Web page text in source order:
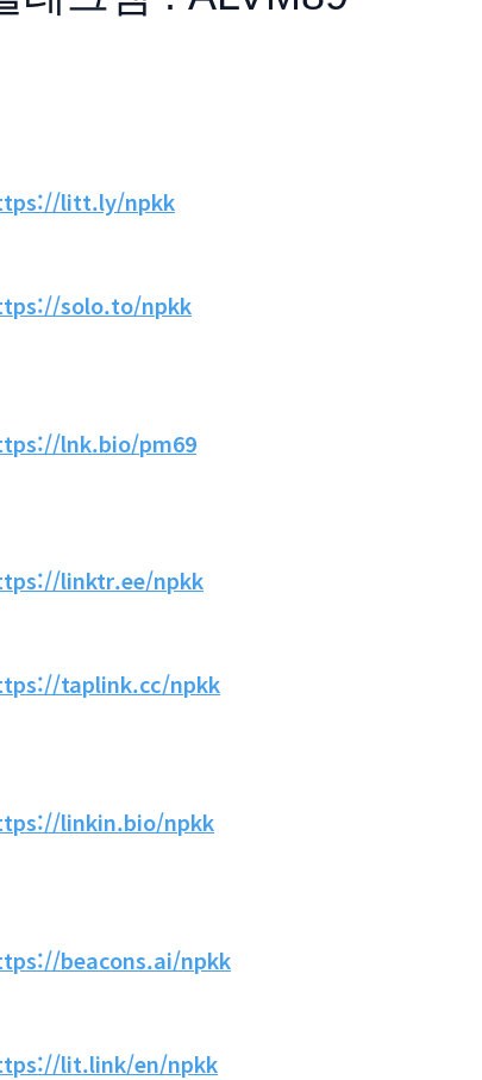
litt.ly/npkk
solo.to/npkk
lnk.bio/pm69
linktr.ee/npkk
taplink.cc/npkk
linkin.bio/npkk
beacons.ai/npkk
lit.link/en/npkk